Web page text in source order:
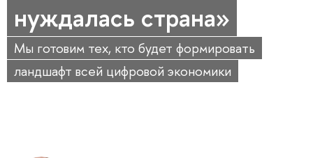
нуждалась страна»
Мы готовим тех, кто будет формировать
ландшафт всей цифровой экономики